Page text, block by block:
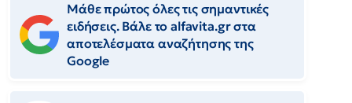
Μάθε πρώτος όλες τις σημαντικές
ειδήσεις. Βάλε το alfavita.gr στα
αποτελέσματα αναζήτησης της
Google